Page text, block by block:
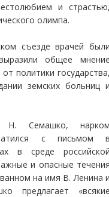
и
олимпа.
съезде врачей
общее
политики
земских больниц
Семашко,
с письмом
в среде
и опасные
на имя В. Ленина
предлагает